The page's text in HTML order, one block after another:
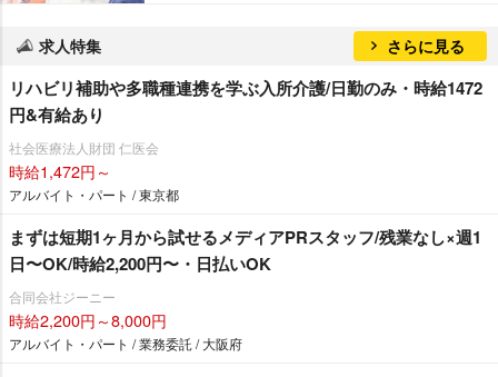
求人特集 さらに見る
リハビリ補助や多職種連携を学ぶ入所介護/日勤のみ・時給1472
円&有給あり
社会医療法人財団 仁医会
時給1,472円～
アルバイト・パート / 東京都
まずは短期1ヶ月から試せるメディアPRスタッフ/残業なし×週1
日〜OK/時給2,200円〜・日払いOK
合同会社ジーニー
時給2,200円～8,000円
アルバイト・パート / 業務委託 / 大阪府